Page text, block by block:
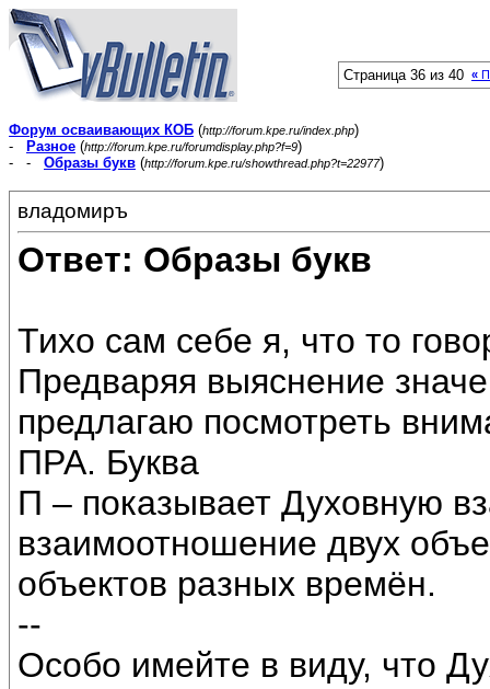
Страница 36 из 40 «
Форум осваивающих КОБ (http://forum.kpe.ru/index.php)
-
Разное (http://forum.kpe.ru/forumdisplay.php?f=9)
- - Образы букв (http://forum.kpe.ru/showthread.php?t=22977)
владомиръ
Ответ: Образы букв
Тихо сам себе я, что то
Предваряя выяснение
предлагаю посмотреть
ПРА. Буква
П – показывает Духовную
взаимоотношение двух
объектов разных времён.
--
Особо имейте в виду, что